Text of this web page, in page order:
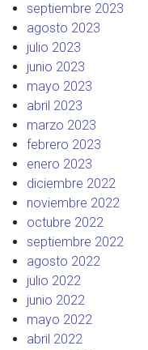
septiembre 2023
agosto 2023
julio 2023
junio 2023
mayo 2023
abril 2023
marzo 2023
febrero 2023
enero 2023
diciembre 2022
noviembre 2022
octubre 2022
septiembre 2022
agosto 2022
julio 2022
junio 2022
mayo 2022
abril 2022